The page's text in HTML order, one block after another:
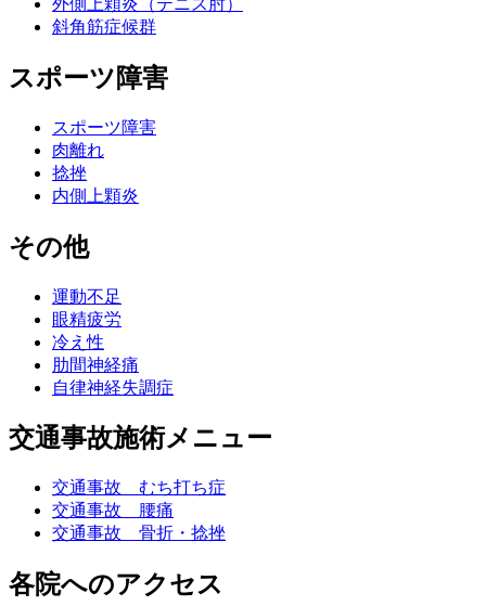
外側上顆炎（テニス肘）
斜角筋症候群
スポーツ障害
スポーツ障害
肉離れ
捻挫
内側上顆炎
その他
運動不足
眼精疲労
冷え性
肋間神経痛
自律神経失調症
交通事故施術メニュー
交通事故 むち打ち症
交通事故 腰痛
交通事故 骨折・捻挫
各院へのアクセス